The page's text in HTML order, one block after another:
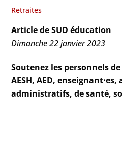
Retraites
Article de SUD éducation
Dimanche 22 janvier 2023
Soutenez les personnels
AESH, AED,
administratifs, de santé,